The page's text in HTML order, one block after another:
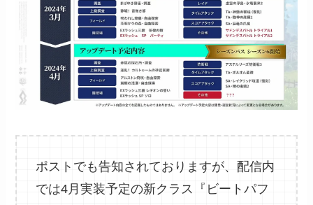
ポストでも告知されておりますが、配信内
では4月実装予定の新クラス『ビートパフ